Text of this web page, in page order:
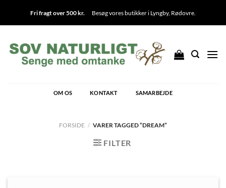
Fri fragt over 500 kr. Besøg vores butikker i Lyngby, Rødovre
OM OS KONTAKT SAMARBEJDE
FORSIDE / VARER TAGGED “DREAM”
FILTER